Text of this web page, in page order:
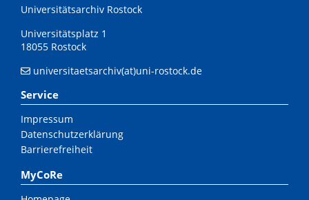
Universitätsarchiv Rostock
Universitätsplatz 1
18055 Rostock
universitaetsarchiv(at)uni-rostock.de
Service
Impressum
Datenschutzerklärung
Barrierefreiheit
MyCoRe